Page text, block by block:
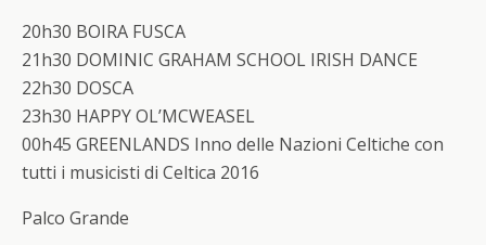
20h30 BOIRA FUSCA
21h30 DOMINIC GRAHAM SCHOOL IRISH DANCE
22h30 DOSCA
23h30 HAPPY OL’MCWEASEL
00h45 GREENLANDS Inno delle Nazioni Celtiche con
tutti i musicisti di Celtica 2016
Palco Grande